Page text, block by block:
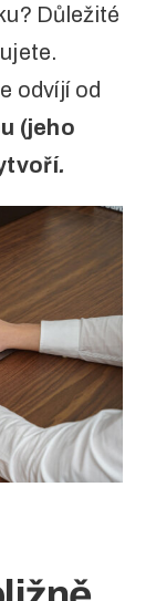
Důležité
odvíjí od
(jeho
.